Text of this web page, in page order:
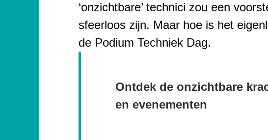
‘onzichtbare’ technici zou een
sfeerloos zijn. Maar hoe is het
de Podium Techniek Dag.
Ontdek de onzichtbare
en evenementen